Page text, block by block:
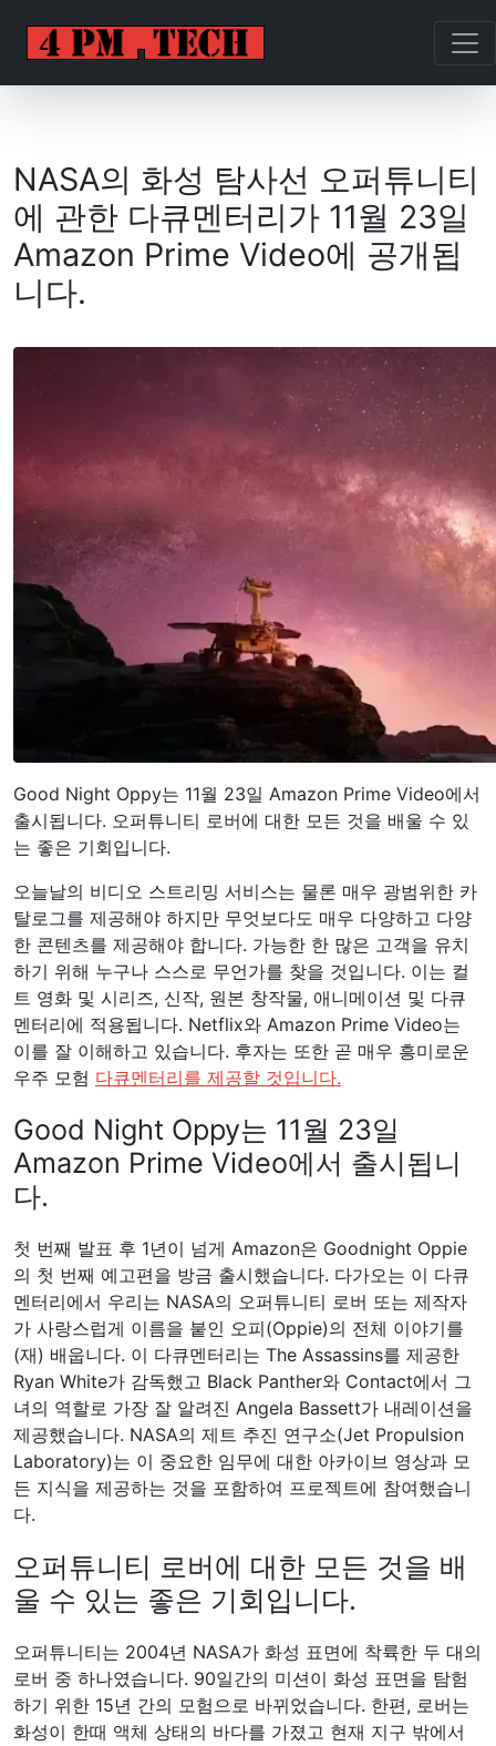
NASA의 화성 탐사선 오퍼튜니티
에 관한 다큐멘터리가 11월 23일
Amazon Prime Video에 공개됩
니다.
Good Night Oppy는 11월 23일 Amazon Prime Video에서
출시됩니다. 오퍼튜니티 로버에 대한 모든 것을 배울 수 있
는 좋은 기회입니다.
오늘날의 비디오 스트리밍 서비스는 물론 매우 광범위한 카
탈로그를 제공해야 하지만 무엇보다도 매우 다양하고 다양
한 콘텐츠를 제공해야 합니다. 가능한 한 많은 고객을 유치
하기 위해 누구나 스스로 무언가를 찾을 것입니다. 이는 컬
트 영화 및 시리즈, 신작, 원본 창작물, 애니메이션 및 다큐
멘터리에 적용됩니다. Netflix와 Amazon Prime Video는
이를 잘 이해하고 있습니다. 후자는 또한 곧 매우 흥미로운
우주 모험 다큐멘터리를 제공할 것입니다.
Good Night Oppy는 11월 23일
Amazon Prime Video에서 출시됩니
다.
첫 번째 발표 후 1년이 넘게 Amazon은 Goodnight Oppie
의 첫 번째 예고편을 방금 출시했습니다. 다가오는 이 다큐
멘터리에서 우리는 NASA의 오퍼튜니티 로버 또는 제작자
가 사랑스럽게 이름을 붙인 오피(Oppie)의 전체 이야기를
(재) 배웁니다. 이 다큐멘터리는 The Assassins를 제공한
Ryan White가 감독했고 Black Panther와 Contact에서 그
녀의 역할로 가장 잘 알려진 Angela Bassett가 내레이션을
제공했습니다. NASA의 제트 추진 연구소(Jet Propulsion
Laboratory)는 이 중요한 임무에 대한 아카이브 영상과 모
든 지식을 제공하는 것을 포함하여 프로젝트에 참여했습니
다.
오퍼튜니티 로버에 대한 모든 것을 배
울 수 있는 좋은 기회입니다.
오퍼튜니티는 2004년 NASA가 화성 표면에 착륙한 두 대의
로버 중 하나였습니다. 90일간의 미션이 화성 표면을 탐험
하기 위한 15년 간의 모험으로 바뀌었습니다. 한편, 로버는
화성이 한때 액체 상태의 바다를 가졌고 현재 지구 밖에서